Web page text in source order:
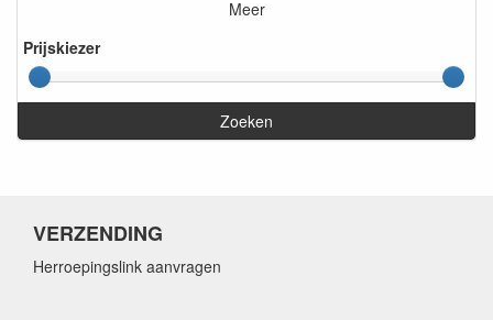
Meer
Prijskiezer
Zoeken
VERZENDING
Herroepingslink aanvragen